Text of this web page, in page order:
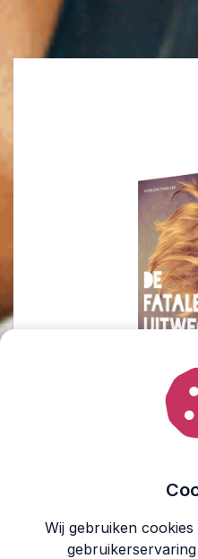
DE
ontkomt? Blijf je de
baas of is de
Wij gebruiken